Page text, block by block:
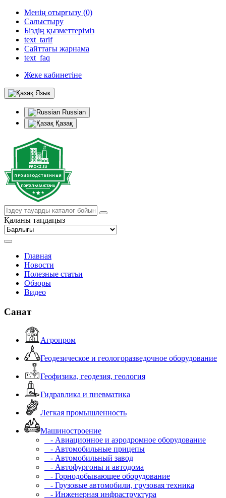
Менің отырғызу (0)
Салыстыру
Біздің қызметтеріміз
text_tarif
Сайттағы жарнама
text_faq
Жеке кабинетіне
Язык
Russian
Қазақ
Қаланы таңдаңыз
Главная
Новости
Полезные статьи
Обзоры
Видео
Санат
Агропром
Геодезическое и геологоразведочное оборудование
Геофизика, геодезия, геология
Гидравлика и пневматика
Легкая промышленность
Машиностроение
- Авиационное и аэродромное оборудование
- Автомобильные прицепы
- Автомобильный завод
- Автофургоны и автодома
- Горнодобывающее оборудование
- Грузовые автомобили, грузовая техника
- Инженерная инфраструктура